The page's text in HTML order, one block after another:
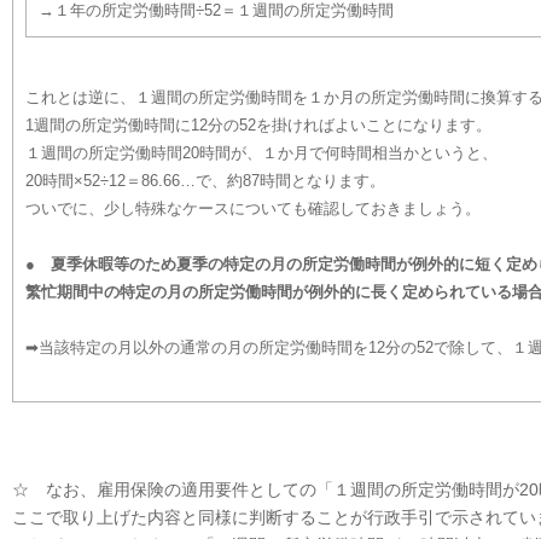
→１年の所定労働時間÷52＝１週間の所定労働時間
これとは逆に、１週間の所定労働時間を１か月の所定労働時間に換算す
1週間の所定労働時間に12分の52を掛ければよいことになります。
１週間の所定労働時間20時間が、１か月で何時間相当かというと、
20時間×52÷12＝86.66…で、約87時間となります。
ついでに、少し特殊なケースについても確認しておきましょう。
● 夏季休暇等のため夏季の特定の月の所定労働時間が例外的に短く定め
繁忙期間中の特定の月の所定労働時間が例外的に長く定められている場
➡当該特定の月以外の通常の月の所定労働時間を12分の52で除して、１
☆ なお、雇用保険の適用要件としての「１週間の所定労働時間が
ここで取り上げた内容と同様に判断することが行政手引で示されてい